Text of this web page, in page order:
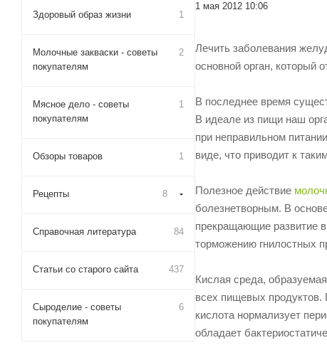
1 мая 2012 10:06
Лечить заболевания
основной орган, который
В последнее время
В идеале из пищи наш
при неправильном
виде, что приводит к
Полезное действие
болезнетворным. В
прекращающие развитие
торможению гнилостных
Кислая среда,
всех пищевых продуктов.
кислота нормализует
обладает
Здоровый образ жизни 1
Молочные закваски - советы
покупателям
2
Мясное дело - советы
покупателям
1
Обзоры товаров 1
Рецепты 8
Справочная литература 84
Статьи со старого сайта 437
Сыроделие - советы
покупателям
6